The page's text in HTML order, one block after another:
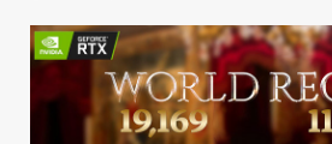
HAKU